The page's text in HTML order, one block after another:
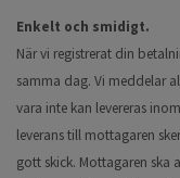
Enkelt och smidigt.
När vi registrerat din
samma dag. Vi meddelar
vara inte kan levereras
leverans till mottagaren
gott skick. Mottagaren ska